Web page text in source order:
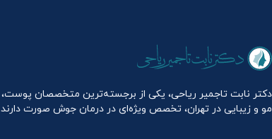
دکتر نابت تاجمیر ریاحی، یکی از برجسته‌ترین متخصصان پوست،
مو و زیبایی در تهران، تخصص ویژه‌ای در درمان جوش صورت دارند